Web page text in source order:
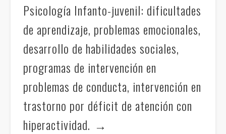
Psicología Infanto-juvenil: dificultades
de aprendizaje, problemas emocionales,
desarrollo de habilidades sociales,
programas de intervención en
problemas de conducta, intervención en
trastorno por déficit de atención con
hiperactividad.